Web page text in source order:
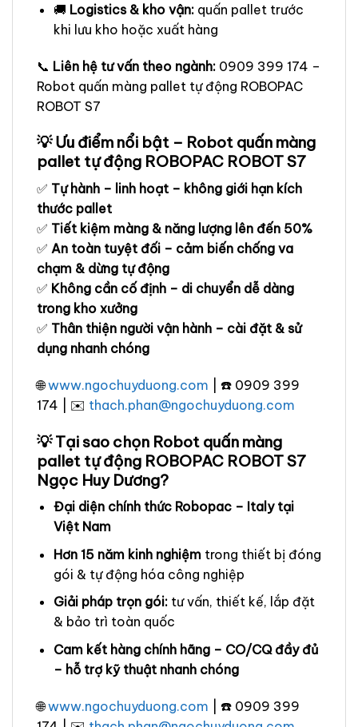
🚚 Logistics & kho vận:quấn pallet trước
khi lưu kho hoặc xuất hàng
📞 Liên hệ tư vấn theo ngành: 0909 399 174 –
Robot quấn màng pallet tự động ROBOPAC
ROBOT S7
💡 Ưu điểm nổi bật – Robot quấn màng
pallet tự động ROBOPAC ROBOT S7
✅ Tự hành – linh hoạt – không giới hạn kích
thước pallet
✅ Tiết kiệm màng & năng lượng lên đến 50%
✅ An toàn tuyệt đối – cảm biến chống va
chạm & dừng tự động
✅ Không cần cố định – di chuyển dễ dàng
trong kho xưởng
✅ Thân thiện người vận hành – cài đặt & sử
dụng nhanh chóng
🌐www.ngochuyduong.com | ☎️ 0909 399
174 | ✉️ thach.phan@ngochuyduong.com
💡 Tại sao chọn Robot quấn màng
pallet tự động ROBOPAC ROBOT S7
Ngọc Huy Dương?
Đại diện chính thức Robopac – Italy tại
Việt Nam
Hơn 15 năm kinh nghiệmtrong thiết bị đóng
gói & tự động hóa công nghiệp
Giải pháp trọn gói:tư vấn, thiết kế, lắp đặt
& bảo trì toàn quốc
Cam kết hàng chính hãng – CO/CQ đầy đủ
– hỗ trợ kỹ thuật nhanh chóng
🌐www.ngochuyduong.com | ☎️ 0909 399